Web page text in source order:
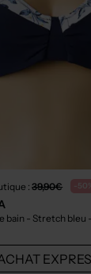
:39,90€ -50%
bain - Stretch bleu